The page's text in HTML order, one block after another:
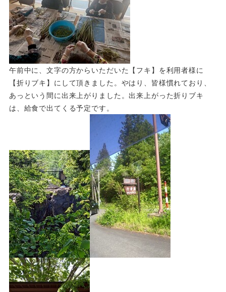
午前中に、文字の方からいただいた【フキ】を利用者様に
【折りブキ】にして頂きました。やはり、皆様慣れており、
あっという間に出来上がりました。出来上がった折りブキ
は、給食で出てくる予定です。